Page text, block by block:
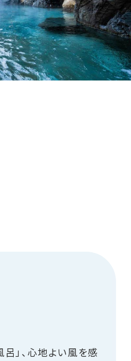
」、心地よい風を感